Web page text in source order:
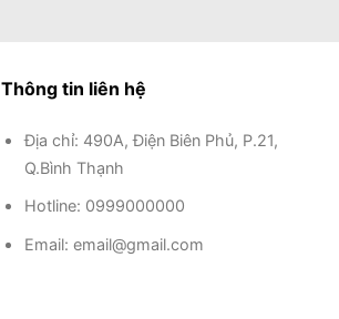
Thông tin liên hệ
Địa chỉ: 490A, Điện Biên Phủ, P.21,
Q.Bình Thạnh
Hotline: 0999000000
Email: email@gmail.com